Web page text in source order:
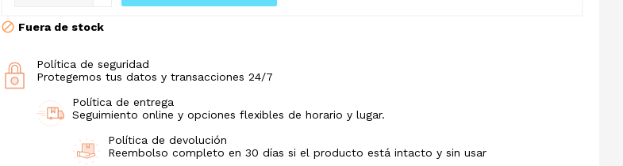
Fuera de stock
Política de seguridad
Protegemos tus datos y transacciones 24/7
Política de entrega
Seguimiento online y opciones flexibles de horario y lugar.
Política de devolución
Reembolso completo en 30 días si el producto está intacto y sin usar